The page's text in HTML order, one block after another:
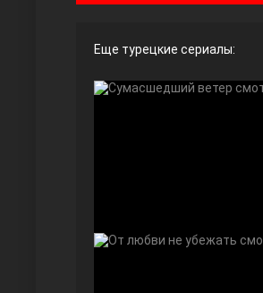
Ты назови
Еще турецкие сериалы: